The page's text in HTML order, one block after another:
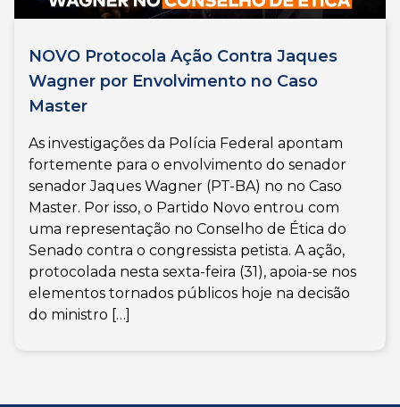
NOVO Protocola Ação Contra Jaques
Wagner por Envolvimento no Caso
Master
As investigações da Polícia Federal apontam
fortemente para o envolvimento do senador
senador Jaques Wagner (PT-BA) no no Caso
Master. Por isso, o Partido Novo entrou com
uma representação no Conselho de Ética do
Senado contra o congressista petista. A ação,
protocolada nesta sexta-feira (31), apoia-se nos
elementos tornados públicos hoje na decisão
do ministro […]